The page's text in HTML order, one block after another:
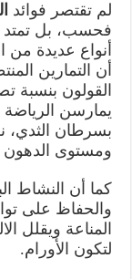
لم تقتصر فوائد
فحسب، بل تمتد
أنواع عديدة
أن التمارين
يمارسن
بسرطان الثدي،
ومستوى
كما أن النشاط
والحفاظ على
المناعة ويقلل
لتكون الأورام.